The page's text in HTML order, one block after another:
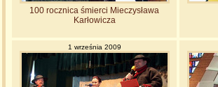
100 rocznica śmierci Mieczysława
Karłowicza
1 września 2009